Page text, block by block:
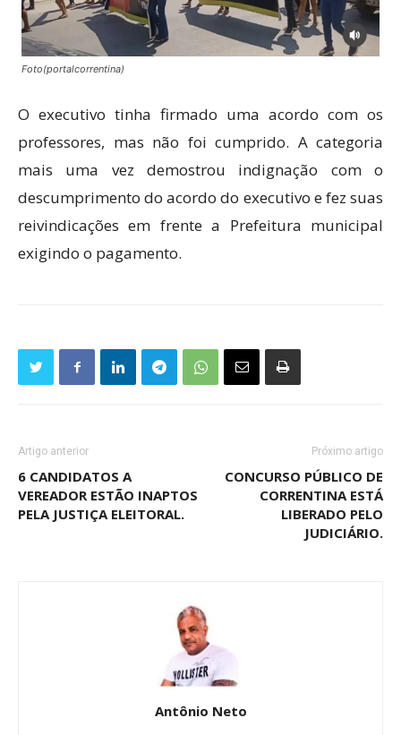
Foto(portalcorrentina)
O executivo tinha firmado uma acordo com os
professores, mas não foi cumprido. A categoria
mais uma vez demostrou indignação com o
descumprimento do acordo do executivo e fez suas
reivindicações em frente a Prefeitura municipal
exigindo o pagamento.
Artigo anterior
6 CANDIDATOS A
VEREADOR ESTÃO INAPTOS
PELA JUSTIÇA ELEITORAL.
Próximo artigo
CONCURSO PÚBLICO DE
CORRENTINA ESTÁ
LIBERADO PELO
JUDICIÁRIO.
Antônio Neto